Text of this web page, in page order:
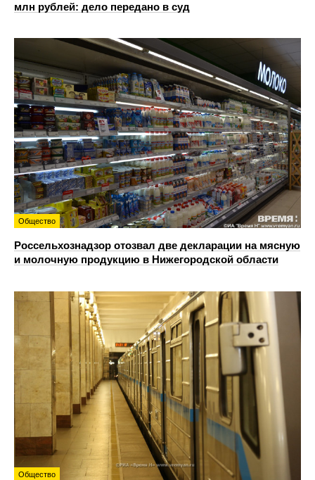
млн рублей: дело передано в суд
Общество
Россельхознадзор отозвал две декларации на мясную
и молочную продукцию в Нижегородской области
Общество